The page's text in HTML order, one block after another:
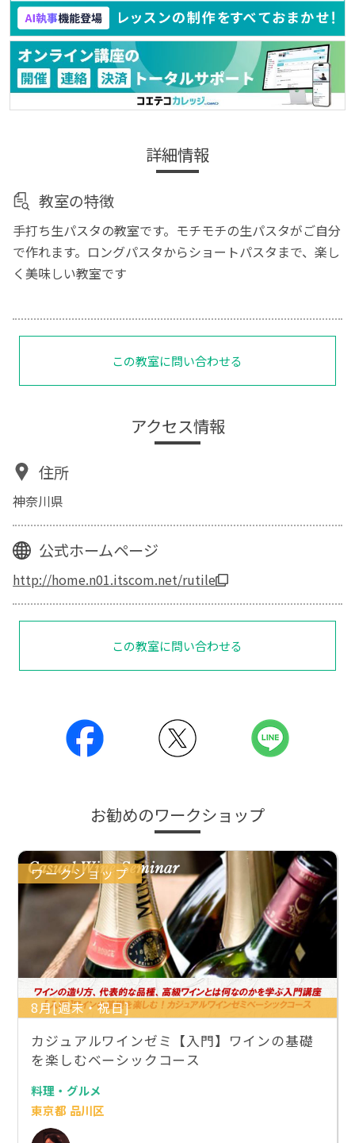
詳細情報
教室の特徴
手打ち生パスタの教室です。モチモチの生パスタがご自分
で作れます。ロングパスタからショートパスタまで、楽し
く美味しい教室です
この教室に問い合わせる
アクセス情報
住所
神奈川県
公式ホームページ
http://home.n01.itscom.net/rutile
この教室に問い合わせる
お勧めのワークショップ
ワークショップ
8月[週末・祝日]
カジュアルワインゼミ【入門】ワインの基礎
を楽しむベーシックコース
料理・グルメ
東京都 品川区